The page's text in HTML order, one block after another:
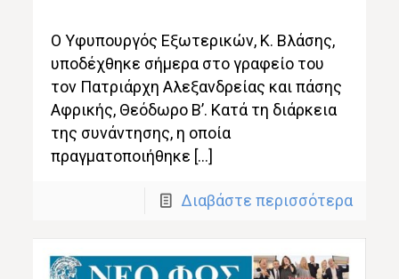
Ο Υφυπουργός Εξωτερικών, Κ. Βλάσης,
υποδέχθηκε σήμερα στο γραφείο του
τον Πατριάρχη Αλεξανδρείας και πάσης
Αφρικής, Θεόδωρο Β’. Κατά τη διάρκεια
της συνάντησης, η οποία
πραγματοποιήθηκε […]
Διαβάστε περισσότερα